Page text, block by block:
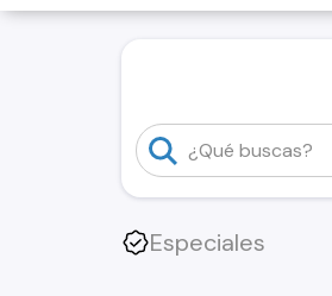
Especiales